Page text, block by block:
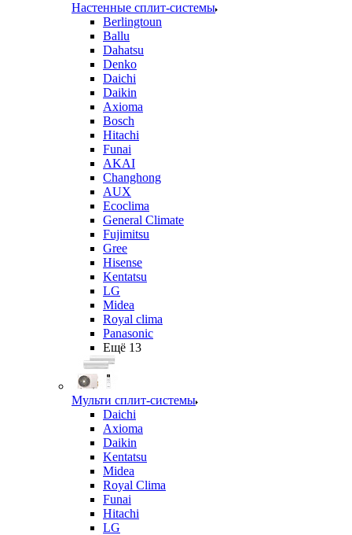
Настенные сплит-системы
Berlingtoun
Ballu
Dahatsu
Denko
Daichi
Daikin
Axioma
Bosch
Hitachi
Funai
AKAI
Changhong
AUX
Ecoclima
General Climate
Fujimitsu
Gree
Hisense
Kentatsu
LG
Midea
Royal clima
Panasonic
Ещё 13
Мульти сплит-системы
Daichi
Axioma
Daikin
Kentatsu
Midea
Royal Clima
Funai
Hitachi
LG